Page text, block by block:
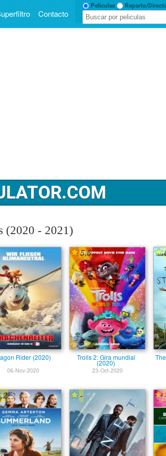
Contacto
Peliculas Reparto/
(2020 - 2021)
Rider (2020)
06-Nov-2020
5.6
Trolls 2: Gira mundial
(2020)
23-Oct-2020
- -